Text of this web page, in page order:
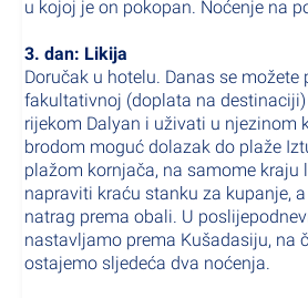
u kojoj je on pokopan. Noćenje na
3. dan: Likija
Doručak u hotelu. Danas se možete
fakultativnoj (doplata na
rijekom Dalyan i uživati u njezinom
brodom moguć dolazak do plaže
plažom kornjača, na samome kraju
napraviti kraću stanku za kupanje,
natrag prema obali. U
nastavljamo prema Kušadasiju, na
ostajemo sljedeća dva noćenja.